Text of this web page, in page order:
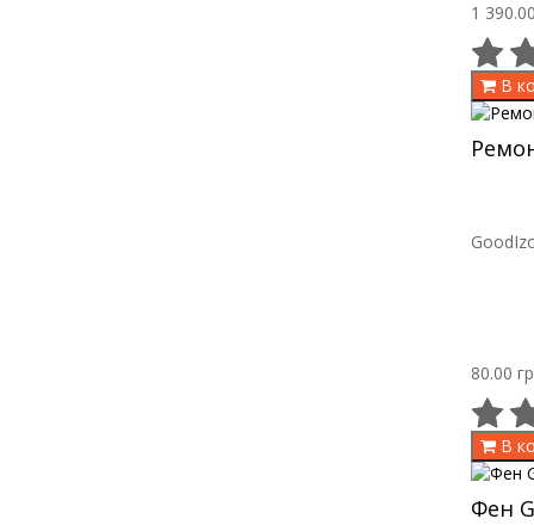
1
В
80.00
В
Фен